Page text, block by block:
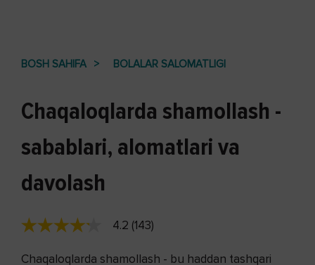
BOSH SAHIFA BOLALAR SALOMATLIGI
Chaqaloqlarda shamollash -
sabablari, alomatlari va
davolash
4.2 (143)
Chaqaloqlarda shamollash - bu haddan tashqari